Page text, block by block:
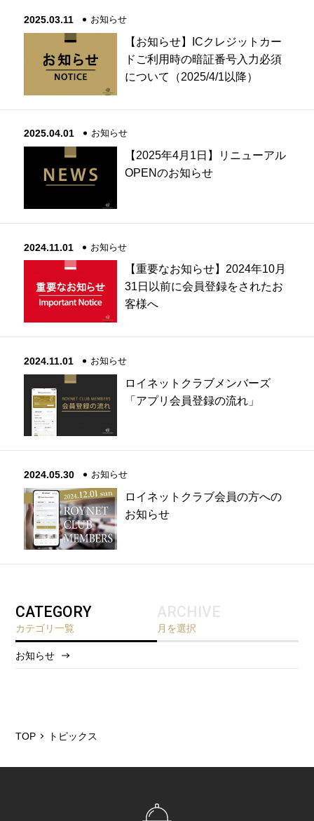
2025.03.11 お知らせ
【お知らせ】ICクレジットカー
ドご利用時の暗証番号入力必須
について（2025/4/1以降）
2025.04.01 お知らせ
【2025年4月1日】リニューアル
OPENのお知らせ
2024.11.01 お知らせ
【重要なお知らせ】2024年10月
31日以前に会員登録をされたお
客様へ
2024.11.01 お知らせ
ロイネットクラブメンバーズ
「アプリ会員登録の流れ」
2024.05.30 お知らせ
ロイネットクラブ会員の方への
お知らせ
CATEGORY
カテゴリ一覧
お知らせ
ARCHIVE
月を選択
2025/12
TOP トピックス